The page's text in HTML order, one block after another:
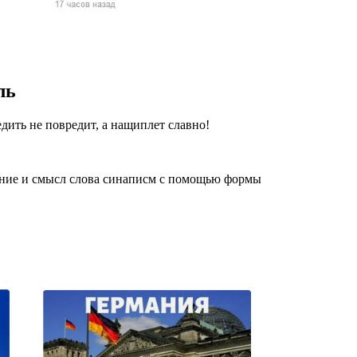
женщин и
страны),
не повредит, а нащиплет славно!
и смысл слова синаписм с помощью формы